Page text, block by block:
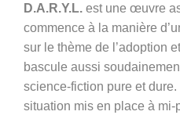
D.A.R.Y.L. est une œuvre
commence à la manière
sur le thème de l’adoption
bascule aussi
science-fiction pure et
situation mis en place à mi-